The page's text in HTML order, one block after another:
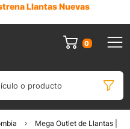
Llantas Nuevas
0
o producto
Mega Outlet de Llantas |